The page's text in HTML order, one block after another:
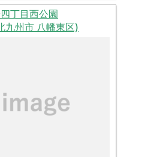
丁目西公園
九州市 八幡東区)